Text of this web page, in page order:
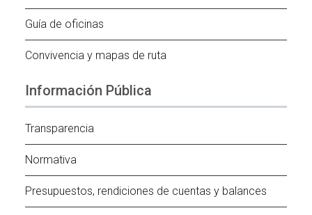
Guía de oficinas
Convivencia y mapas de ruta
Información Pública
Transparencia
Normativa
Presupuestos, rendiciones de cuentas y balances